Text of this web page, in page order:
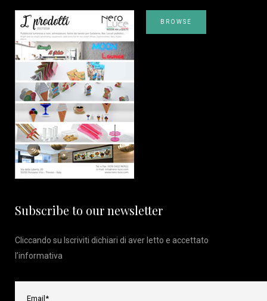
BROWSE
Subscribe to our newsletter
Cliccando su Iscriviti dichiari di aver letto e accettato
l’informativa